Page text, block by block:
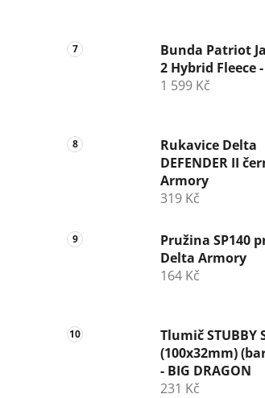
Bunda Patriot
2 Hybrid Fleece
1 599 Kč
Rukavice Delta
DEFENDER II
Armory
319 Kč
Pružina SP140
Delta Armory
164 Kč
Tlumič STUBBY
(100x32mm)
- BIG DRAGON
231 Kč